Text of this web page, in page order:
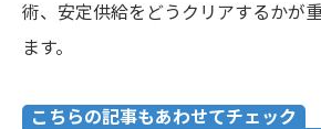
術、安定供給をどうクリアするかが
ます。
こちらの記事もあわせてチェック